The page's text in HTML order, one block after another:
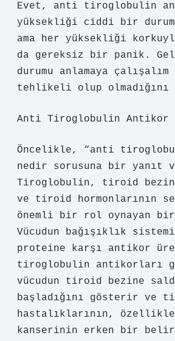
Evet, anti tiroglobulin
yüksekliği ciddi bir
ama her yüksekliği
da gereksiz bir panik.
durumu anlamaya çalışalım
tehlikeli olup olmadığını
Anti Tiroglobulin Antikor
Öncelikle, “anti
nedir sorusuna bir yanıt
Tiroglobulin, tiroid
ve tiroid hormonlarının
önemli bir rol oynayan
Vücudun bağışıklık
proteine karşı antikor
tiroglobulin antikorları
vücudun tiroid bezine
başladığını gösterir ve
hastalıklarının,
kanserinin erken bir